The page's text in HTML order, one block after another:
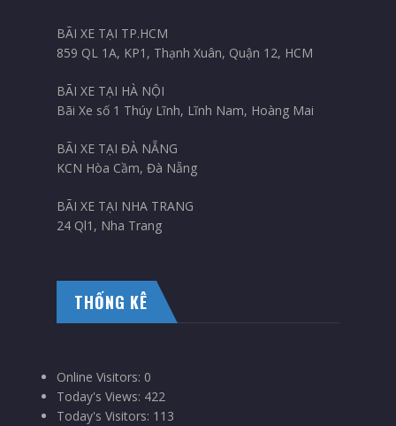
BÃI XE TẠI TP.HCM
859 QL 1A, KP1, Thạnh Xuân, Quận 12, HCM
BÃI XE TẠI HÀ NỘI
Bãi Xe số 1 Thúy Lĩnh, Lĩnh Nam, Hoàng Mai
BÃI XE TẠI ĐÀ NẴNG
KCN Hòa Cầm, Đà Nẵng
BÃI XE TẠI NHA TRANG
24 Ql1, Nha Trang
THỐNG KÊ
Online Visitors: 0
Today's Views: 422
Today's Visitors: 113